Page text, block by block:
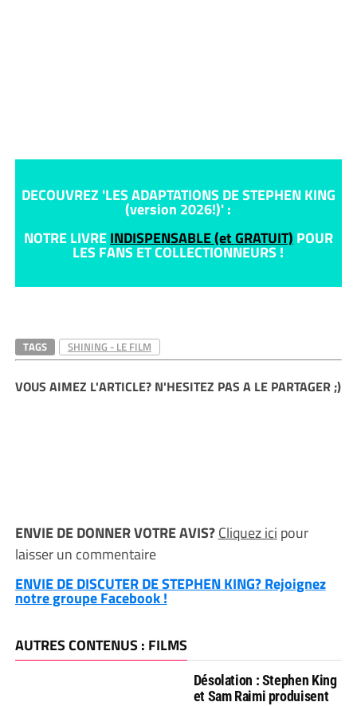
DECOUVREZ 'LES ADAPTATIONS DE STEPHEN KING
(version 2026!)' :
NOTRE LIVREINDISPENSABLE (et GRATUIT) POUR
LES FANS ET COLLECTIONNEURS !
TAGS SHINING - LE FILM
VOUS AIMEZ L'ARTICLE? N'HESITEZ PAS A LE PARTAGER ;)
ENVIE DE DONNER VOTRE AVIS?Cliquez ici pour
laisser un commentaire
ENVIE DE DISCUTER DE STEPHEN KING? Rejoignez
notre groupe Facebook !
AUTRES CONTENUS : FILMS
Désolation : Stephen King
et Sam Raimi produisent